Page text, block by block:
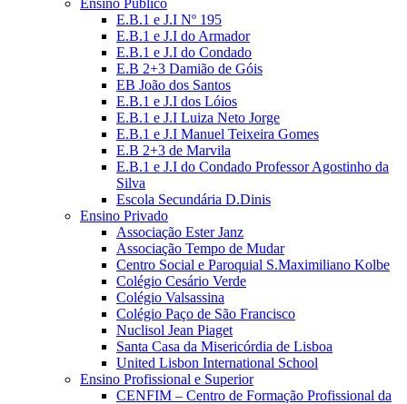
Ensino Público
E.B.1 e J.I Nº 195
E.B.1 e J.I do Armador
E.B.1 e J.I do Condado
E.B 2+3 Damião de Góis
EB João dos Santos
E.B.1 e J.I dos Lóios
E.B.1 e J.I Luiza Neto Jorge
E.B.1 e J.I Manuel Teixeira Gomes
E.B 2+3 de Marvila
E.B.1 e J.I do Condado Professor Agostinho da
Silva
Escola Secundária D.Dinis
Ensino Privado
Associação Ester Janz
Associação Tempo de Mudar
Centro Social e Paroquial S.Maximiliano Kolbe
Colégio Cesário Verde
Colégio Valsassina
Colégio Paço de São Francisco
Nuclisol Jean Piaget
Santa Casa da Misericórdia de Lisboa
United Lisbon International School
Ensino Profissional e Superior
CENFIM – Centro de Formação Profissional da